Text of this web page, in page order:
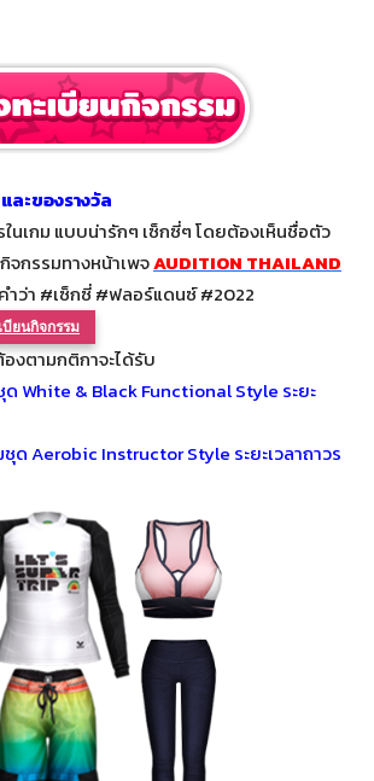
ละของรางวัล
นเกม แบบน่ารักๆ เซ็กซี่ๆ โดยต้องเห็นชื่อตัว
จกรรมทางหน้าเพจAUDITION THAILAND
ำว่า #เซ็กซี่ #ฟลอร์แดนซ์ #2022
บียนกิจกรรม
งตามกติกาจะได้รับ
ด White & Black Functional Style ระยะ
ชุด Aerobic Instructor Style ระยะเวลาถาวร